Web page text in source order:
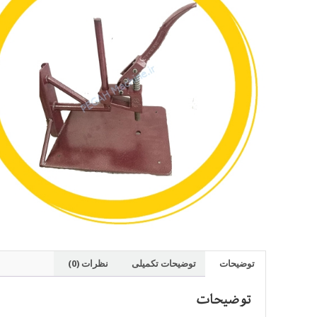
توضیحات توضیحات تکمیلی نظرات (0)
توضیحات